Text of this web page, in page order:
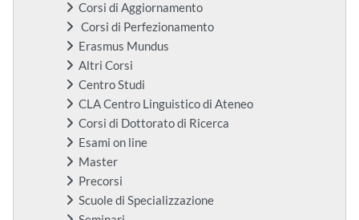
Corsi di Aggiornamento
Corsi di Perfezionamento
Erasmus Mundus
Altri Corsi
Centro Studi
CLA Centro Linguistico di Ateneo
Corsi di Dottorato di Ricerca
Esami on line
Master
Precorsi
Scuole di Specializzazione